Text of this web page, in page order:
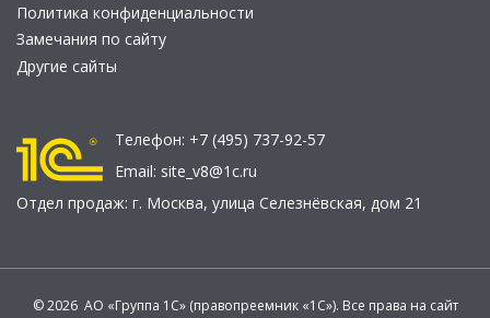
Политика конфиденциальности
Замечания по сайту
Другие сайты
Телефон: +7 (495) 737-92-57
Email: site_v8@1c.ru
Отдел продаж: г. Москва, улица Селезнёвская, дом 21
© 2026 АО «Группа 1С» (правопреемник «1С»). Все права на сайт